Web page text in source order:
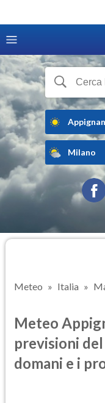
Milano
Meteo Italia
Meteo
previsioni
domani e i